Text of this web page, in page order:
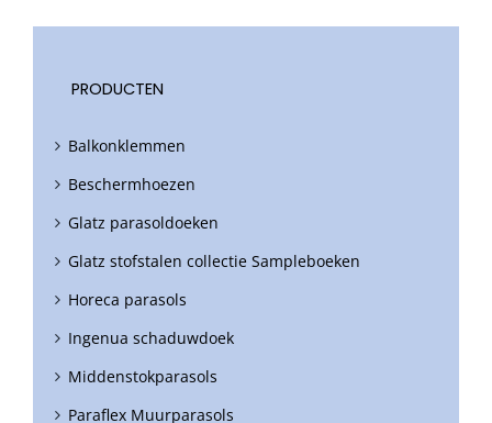
PRODUCTEN
Balkonklemmen
Beschermhoezen
Glatz parasoldoeken
Glatz stofstalen collectie Sampleboeken
Horeca parasols
Ingenua schaduwdoek
Middenstokparasols
Paraflex Muurparasols